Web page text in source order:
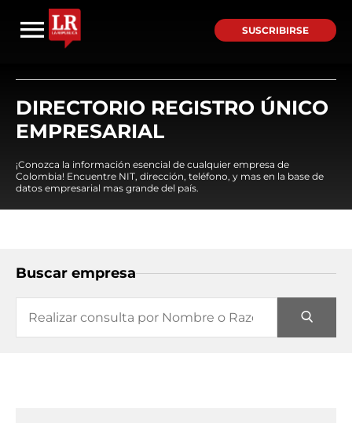
SUSCRIBIRSE
DIRECTORIO REGISTRO ÚNICO
EMPRESARIAL
¡Conozca la información esencial de cualquier empresa de
Colombia! Encuentre NIT, dirección, teléfono, y mas en la base de
datos empresarial mas grande del país.
Buscar empresa